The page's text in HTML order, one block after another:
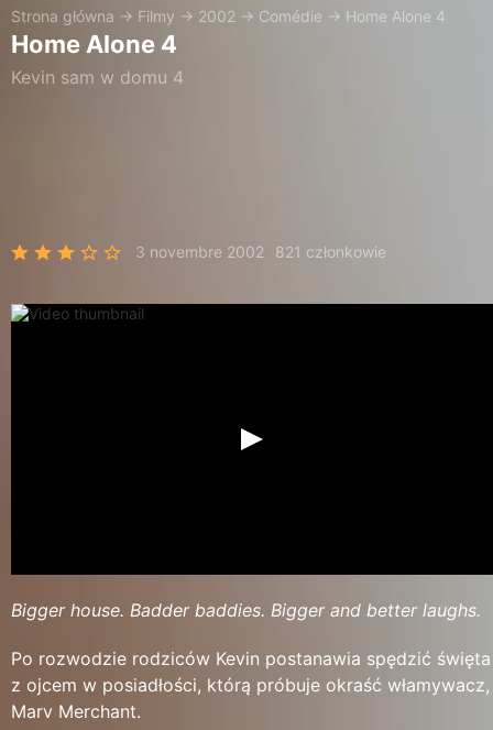
Strona główna → Filmy → 2002 → Comédie → Home Alone 4
Home Alone 4
Kevin sam w domu 4
3 novembre 2002 821 członkowie
Bigger house. Badder baddies. Bigger and better laughs.
Po rozwodzie rodziców Kevin postanawia spędzić święta
z ojcem w posiadłości, którą próbuje okraść włamywacz,
Marv Merchant.